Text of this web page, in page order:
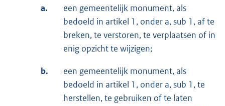
a.
een gemeentelijk monument, als
bedoeld in artikel 1, onder a, sub 1, af te
breken, te verstoren, te verplaatsen of in
enig opzicht te wijzigen;
b.
een gemeentelijk monument, als
bedoeld in artikel 1, onder a, sub 1, te
herstellen, te gebruiken of te laten